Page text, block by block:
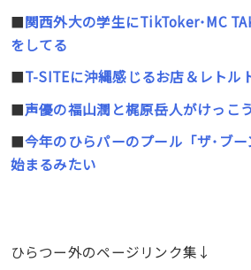
■関西外大の学生にTikToker･MC
をしてる
■T-SITEに沖縄感じるお店＆レトル
■声優の福山潤と梶原岳人がけっこ
■今年のひらパーのプール「ザ･ブ
始まるみたい
ひらつー外のページリンク集↓